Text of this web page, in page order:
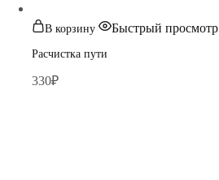
В корзину Быстрый просмотр
Расчистка пути
330₽